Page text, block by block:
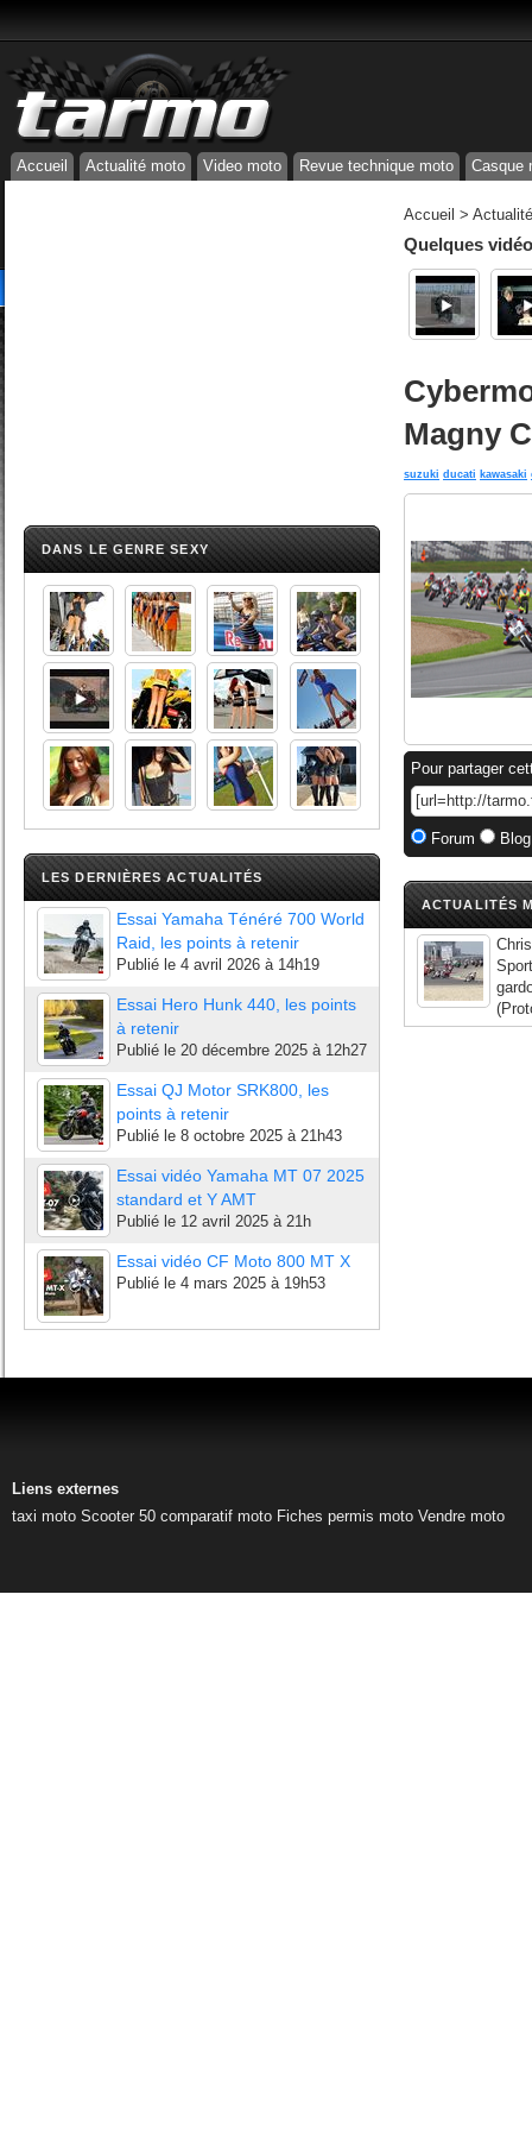
Accueil Actualité moto Video moto Revue technique moto Casque
DANS LE GENRE SEXY
LES DERNIÈRES ACTUALITÉS
Essai Yamaha Ténéré 700 World
Raid, les points à retenir
Publié le 4 avril 2026 à 14h19
Essai Hero Hunk 440, les points
à retenir
Publié le 20 décembre 2025 à 12h27
Essai QJ Motor SRK800, les
points à retenir
Publié le 8 octobre 2025 à 21h43
Essai vidéo Yamaha MT 07 2025
standard et Y AMT
Publié le 12 avril 2025 à 21h
Essai vidéo CF Moto 800 MT X
Publié le 4 mars 2025 à 19h53
Accueil >
Quelques
Magny
suzuki ducati kawasaki
Pour partager
Forum
ACTUALITÉS
Liens externes
taxi moto Scooter 50 comparatif moto Fiches permis moto Vendre moto